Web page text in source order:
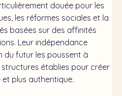
douée pour les
les réformes sociales et la
basées sur des affinités
Leur indépendance
du futur les poussent à
établies pour créer
plus authentique.